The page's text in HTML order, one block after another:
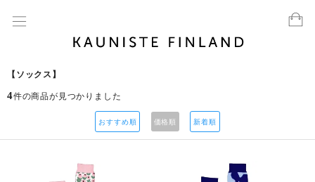
【ソックス】
4件の商品が見つかりました
おすすめ順 価格順 新着順